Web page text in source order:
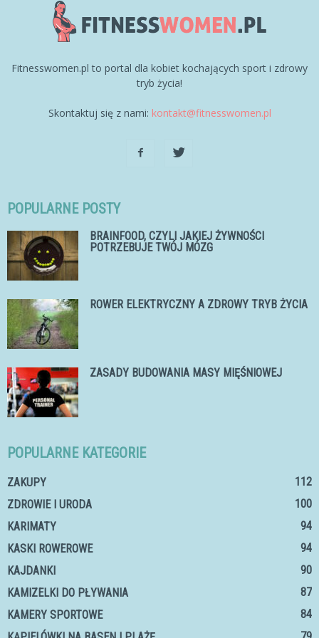
Fitnesswomen.pl to portal dla kobiet kochających sport i zdrowy
tryb życia!
Skontaktuj się z nami: kontakt@fitnesswomen.pl
POPULARNE POSTY
BRAINFOOD, CZYLI JAKIEJ ŻYWNOŚCI
POTRZEBUJE TWÓJ MÓZG
ROWER ELEKTRYCZNY A ZDROWY TRYB ŻYCIA
ZASADY BUDOWANIA MASY MIĘŚNIOWEJ
POPULARNE KATEGORIE
ZAKUPY
112
ZDROWIE I URODA
100
KARIMATY
94
KASKI ROWEROWE
94
KAJDANKI
90
KAMIZELKI DO PŁYWANIA
87
KAMERY SPORTOWE
84